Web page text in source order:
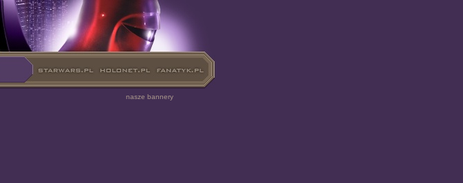
nasze bannery